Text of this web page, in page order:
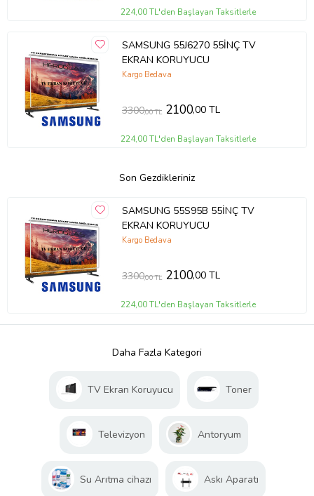
224,00 TL'den Başlayan Taksitlerle
SAMSUNG 55J6270 55İNÇ TV
EKRAN KORUYUCU
Kargo Bedava
3300,00 TL 2100,00 TL
224,00 TL'den Başlayan Taksitlerle
Son Gezdikleriniz
SAMSUNG 55S95B 55İNÇ TV
EKRAN KORUYUCU
Kargo Bedava
3300,00 TL 2100,00 TL
224,00 TL'den Başlayan Taksitlerle
Daha Fazla Kategori
TV Ekran Koruyucu Toner
Televizyon Antoryum
Su Arıtma cihazı Askı Aparatı